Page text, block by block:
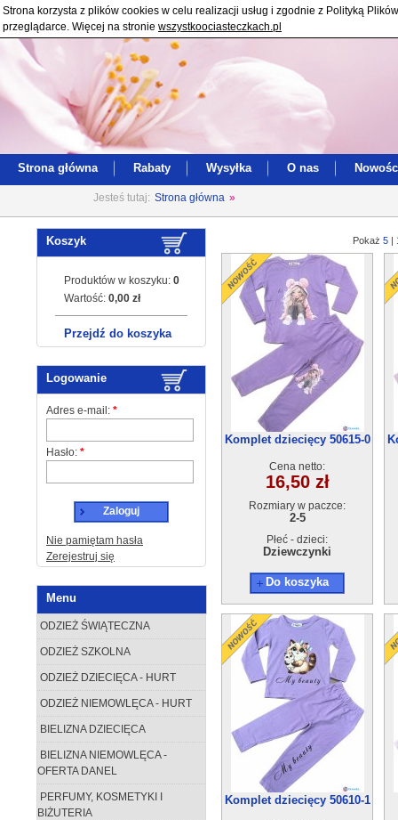
Strona korzysta z plików cookies w celu realizacji usług i zgodnie z Polityką
przeglądarce. Więcej na stronie wszystkoociasteczkach.pl
Strona główna Rabaty Wysyłka O nas
Jesteś tutaj: Strona główna »
Koszyk
Produktów w koszyku: 0
Wartość: 0,00 zł
Przejdź do koszyka
Logowanie
Adres e-mail: *
Hasło: *
Zaloguj
Nie pamiętam hasła
Zerejestruj się
Menu
ODZIEŻ ŚWIĄTECZNA
ODZIEŻ SZKOLNA
ODZIEŻ DZIECIĘCA - HURT
ODZIEŻ NIEMOWLĘCA - HURT
BIELIZNA DZIECIĘCA
BIELIZNA NIEMOWLĘCA -
OFERTA DANEL
PERFUMY, KOSMETYKI I
BIŻUTERIA
Pokaż 5 |
Komplet dziecięcy 50615-0
Cena netto:
16,50 zł
Rozmiary w paczce:
2-5
Płeć - dzieci:
Dziewczynki
Do koszyka
Komplet dziecięcy 50610-1